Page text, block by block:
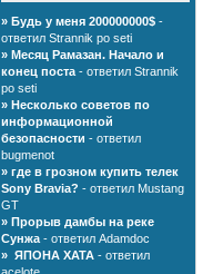
» Будь у меня 200000000$ -
ответил Strannik po seti
» Месяц Рамазан. Начало и
конец поста - ответил Strannik
po seti
» Несколько советов по
информационной
безопасности - ответил
bugmenot
» где в грозном купить телек
Sony Bravia? - ответил Mustang
GT
» Прорыв дамбы на реке
Сунжа - ответил Adamdoc
» ЯПОНА ХАТА - ответил